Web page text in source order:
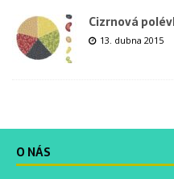
Cizrnová
13. dubna 2015
O NÁS